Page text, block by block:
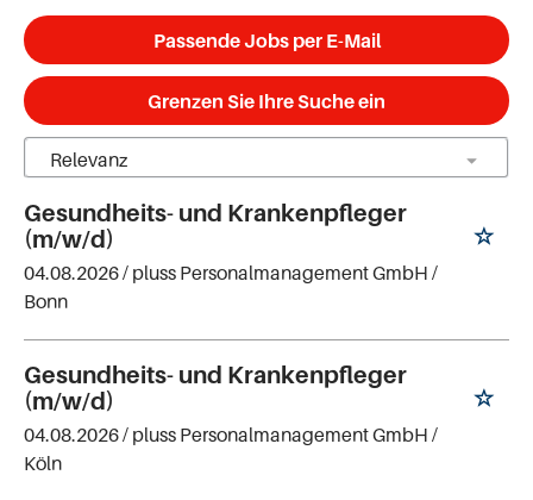
Passende Jobs per E-Mail
Grenzen Sie Ihre Suche ein
Gesundheits- und Krankenpfleger
(m/w/d)
04.08.2026 / pluss Personalmanagement GmbH /
Bonn
Gesundheits- und Krankenpfleger
(m/w/d)
04.08.2026 / pluss Personalmanagement GmbH /
Köln